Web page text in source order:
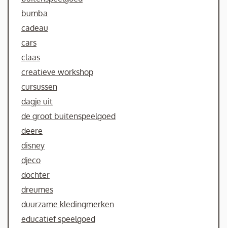
bumba
cadeau
cars
claas
creatieve workshop
cursussen
dagje uit
de groot buitenspeelgoed
deere
disney
djeco
dochter
dreumes
duurzame kledingmerken
educatief speelgoed